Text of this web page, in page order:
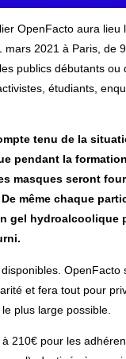
OpenFacto aura lieu
mars 2021 à Paris, de
publics débutants ou
étudiants,
tenu de la
pendant la
masques seront
même chaque
gel hydroalcoolique
OpenFacto
et fera tout pour
plus large possible.
210€ pour les